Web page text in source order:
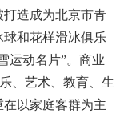
造成为北京市青
和花样滑冰俱乐
运动名片”。商业
、艺术、教育、生
以家庭客群为主